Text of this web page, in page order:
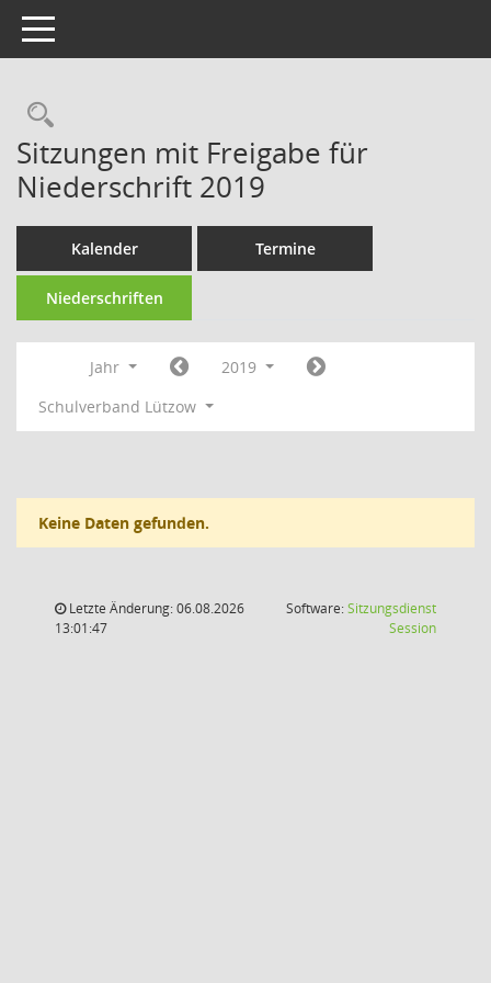
Toggle navigation
Rechercheauswahl
Sitzungen mit Freigabe für
Niederschrift 2019
Kalender Termine
Niederschriften
Jahr
2019
Schulverband Lützow
Keine Daten gefunden.
Letzte Änderung: 06.08.2026
13:01:47
Software:Sitzungsdienst
Session(Wird in